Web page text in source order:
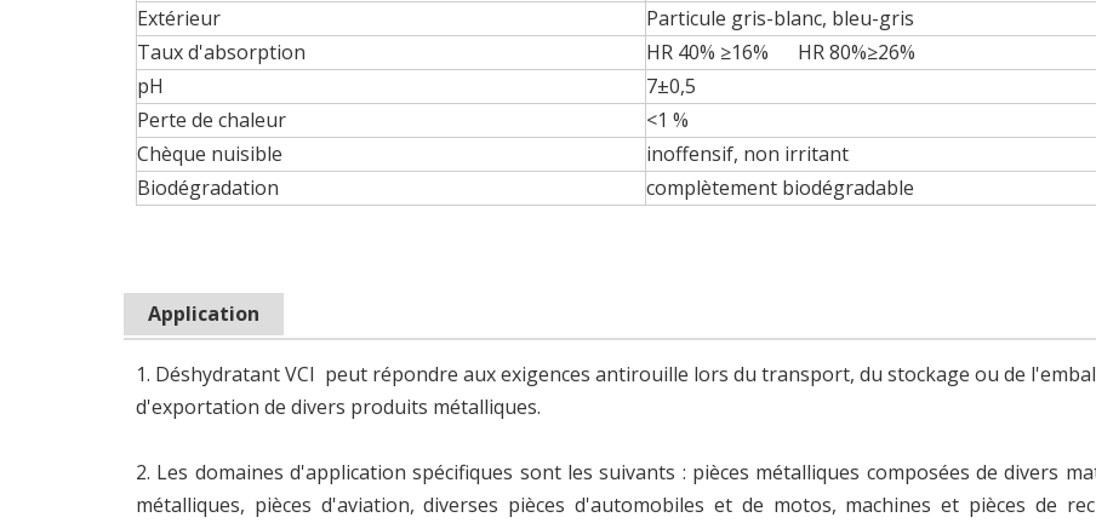
Extérieur
Particule gris-blanc, bleu-gris
Taux d'absorption
HR 40% ≥16% HR 80%≥26%
pH
7±0,5
Perte de chaleur
<1 %
Chèque nuisible
inoffensif, non irritant
Biodégradation
complètement biodégradable
Application
1. Déshydratant VCI peut répondre aux exigences antirouille lors du transport, du stockage ou de
d'exportation de divers produits métalliques.
2. Les domaines d'application spécifiques sont les suivants : pièces métalliques composées de divers
métalliques, pièces d'aviation, diverses pièces d'automobiles et de motos, machines et pièces de